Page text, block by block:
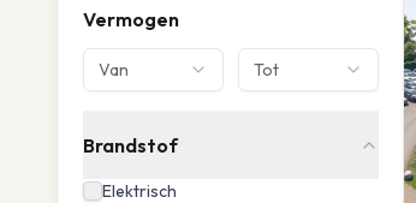
Vermogen
Van Tot
Brandstof
Elektrisch